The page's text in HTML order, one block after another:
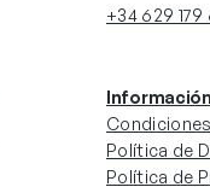
+34 629 179
Información
Política de
Política de